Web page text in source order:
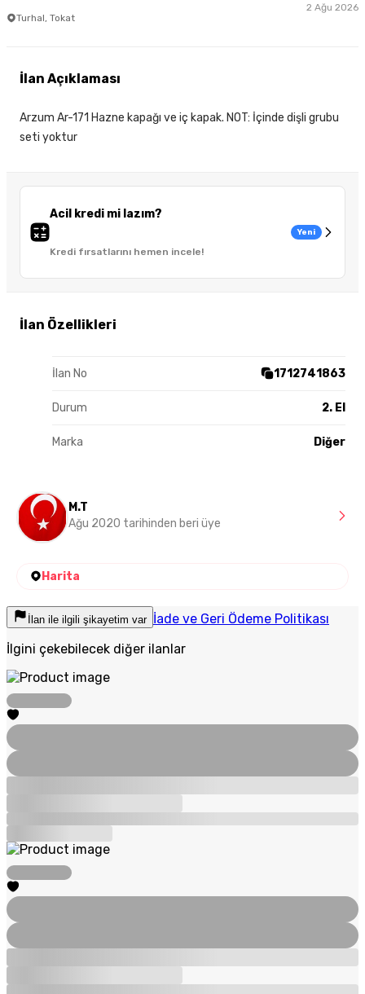
Turhal, Tokat
2 Ağu 2026
Acil kredi mi lazım?
Kredi fırsatlarını hemen incele!
Yeni
İlan Özellikleri
İlan No 1712741863
Durum 2. El
Marka Diğer
İlan Açıklaması
Arzum Ar-171 Hazne kapağı ve iç kapak. NOT: İçinde dişli grubu
seti yoktur
M.T
Ağu 2020 tarihinden beri üye
Harita
İlan ile ilgili şikayetim var İade ve Geri Ödeme Politikası
İlgini çekebilecek diğer ilanlar